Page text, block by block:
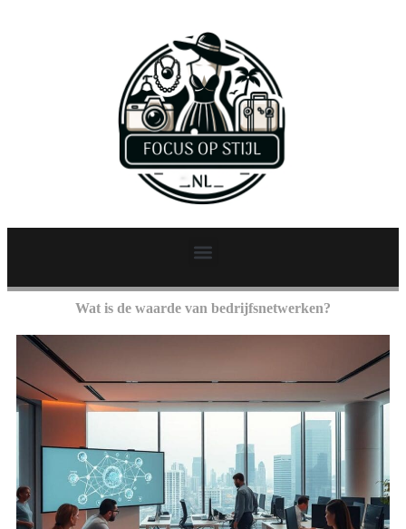
Wat is de waarde van bedrijfsnetwerken?